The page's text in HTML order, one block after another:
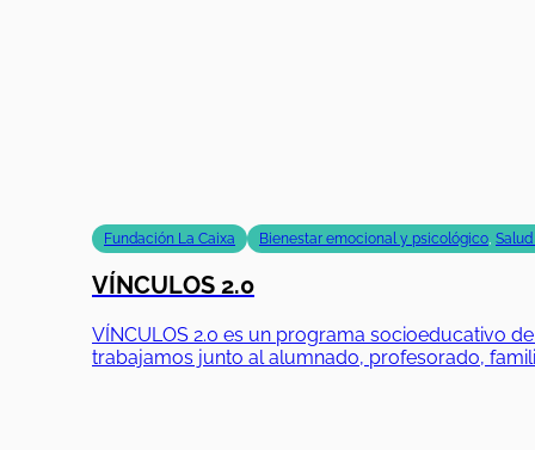
Fundación La Caixa Bienestar emocional y psicológico,
VÍNCULOS 2.0
VÍNCULOS 2.0 es un programa socioeducativo
trabajamos junto al alumnado, profesorado,